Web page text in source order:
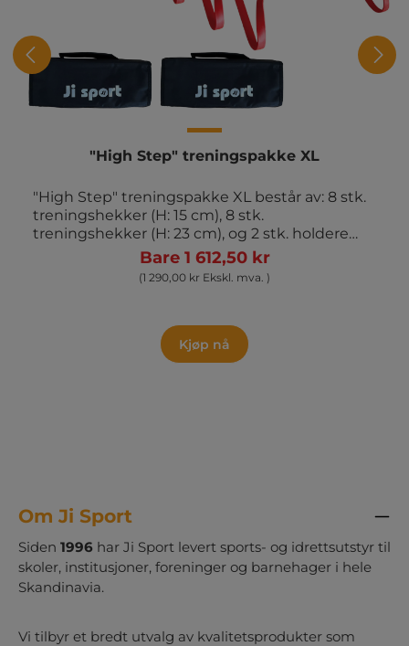
"High Step" treningspakke XL
"High Step" treningspakke XL består av: 8 stk.
treningshekker (H: 15 cm), 8 stk.
treningshekker (H: 23 cm), og 2 stk. holdere
Bare 1 612,50 kr
(1 290,00 kr Ekskl. mva. )
Kjøp nå
Om Ji Sport
Siden 1996 har Ji Sport levert sports- og idrettsutstyr til
skoler, institusjoner, foreninger og barnehager i hele
Skandinavia.
Vi tilbyr et bredt utvalg av kvalitetsprodukter som